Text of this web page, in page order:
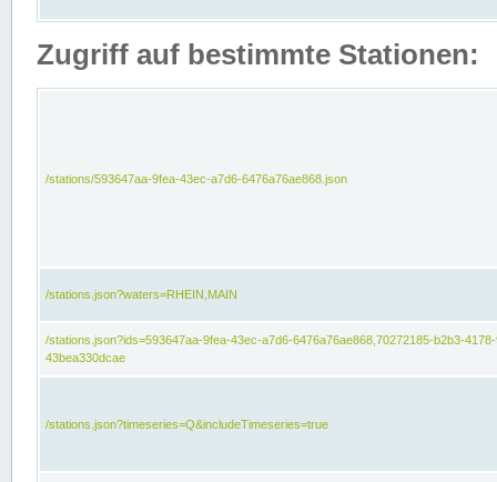
Zugriff auf bestimmte Stationen:
/stations/593647aa-9fea-43ec-a7d6-6476a76ae868.json
/stations.json?waters=RHEIN,MAIN
/stations.json?ids=593647aa-9fea-43ec-a7d6-6476a76ae868,70272185-b2b3-
43bea330dcae
/stations.json?timeseries=Q&includeTimeseries=true